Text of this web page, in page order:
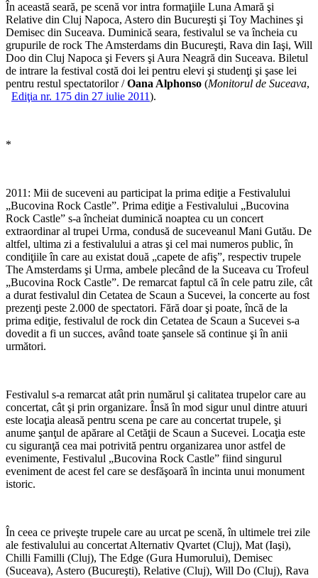
În această seară, pe scenă vor intra formaţiile Luna Amară şi
Relative din Cluj Napoca, Astero din Bucureşti şi Toy Machines şi
Demisec din Suceava. Duminică seara, festivalul se va încheia cu
grupurile de rock The Amsterdams din Bucureşti, Rava din Iaşi, Will
Doo din Cluj Napoca şi Fevers şi Aura Neagră din Suceava. Biletul
de intrare la festival costă doi lei pentru elevi şi studenţi şi şase lei
pentru restul spectatorilor /Oana Alphonso (Monitorul de Suceava,
Ediţia nr. 175 din 27 iulie 2011).
*
2011: Mii de suceveni au participat la prima ediţie a Festivalului
„Bucovina Rock Castle”. Prima ediţie a Festivalului „Bucovina
Rock Castle” s-a încheiat duminică noaptea cu un concert
extraordinar al trupei Urma, condusă de suceveanul Mani Gutău. De
altfel, ultima zi a festivalului a atras şi cel mai numeros public, în
condiţiile în care au existat două „capete de afiş”, respectiv trupele
The Amsterdams şi Urma, ambele plecând de la Suceava cu Trofeul
„Bucovina Rock Castle”. De remarcat faptul că în cele patru zile, cât
a durat festivalul din Cetatea de Scaun a Sucevei, la concerte au fost
prezenţi peste 2.000 de spectatori. Fără doar şi poate, încă de la
prima ediţie, festivalul de rock din Cetatea de Scaun a Sucevei s-a
dovedit a fi un succes, având toate şansele să continue şi în anii
următori.
Festivalul s-a remarcat atât prin numărul şi calitatea trupelor care au
concertat, cât şi prin organizare. Însă în mod sigur unul dintre atuuri
este locaţia aleasă pentru scena pe care au concertat trupele, şi
anume şanţul de apărare al Cetăţii de Scaun a Sucevei. Locaţia este
cu siguranţă cea mai potrivită pentru organizarea unor astfel de
evenimente, Festivalul „Bucovina Rock Castle” fiind singurul
eveniment de acest fel care se desfăşoară în incinta unui monument
istoric.
În ceea ce priveşte trupele care au urcat pe scenă, în ultimele trei zile
ale festivalului au concertat Alternativ Qvartet (Cluj), Mat (Iaşi),
Chilli Familli (Cluj), The Edge (Gura Humorului), Demisec
(Suceava), Astero (Bucureşti), Relative (Cluj), Will Do (Cluj), Rava